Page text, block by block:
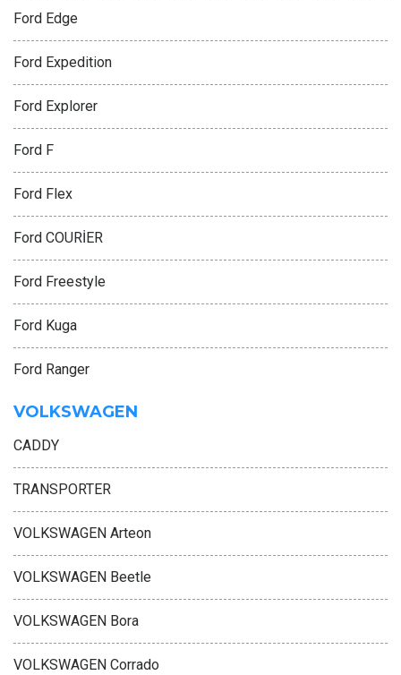
Ford Edge
Ford Expedition
Ford Explorer
Ford F
Ford Flex
Ford COURİER
Ford Freestyle
Ford Kuga
Ford Ranger
VOLKSWAGEN
CADDY
TRANSPORTER
VOLKSWAGEN Arteon
VOLKSWAGEN Beetle
VOLKSWAGEN Bora
VOLKSWAGEN Corrado